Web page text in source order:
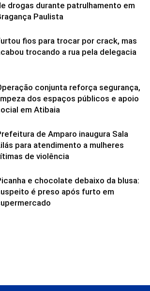
drogas durante patrulhamento em
Paulista
fios para trocar por crack, mas
trocando a rua pela delegacia
conjunta reforça segurança,
dos espaços públicos e apoio
em Atibaia
de Amparo inaugura Sala
para atendimento a mulheres
de violência
e chocolate debaixo da blusa:
é preso após furto em